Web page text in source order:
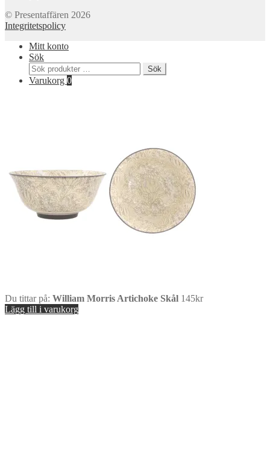
© Presentaffären 2026
Integritetspolicy
Mitt konto
Sök
Sök
efter:
Sök
Varukorg 0
Du tittar på: William Morris Artichoke Skål 145kr
Lägg till i varukorg